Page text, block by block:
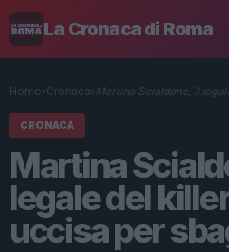
La Cronaca di Roma
Home› Cronaca› Martina Scialdone, il
CRONACA
Martina
legale del
uccisa per